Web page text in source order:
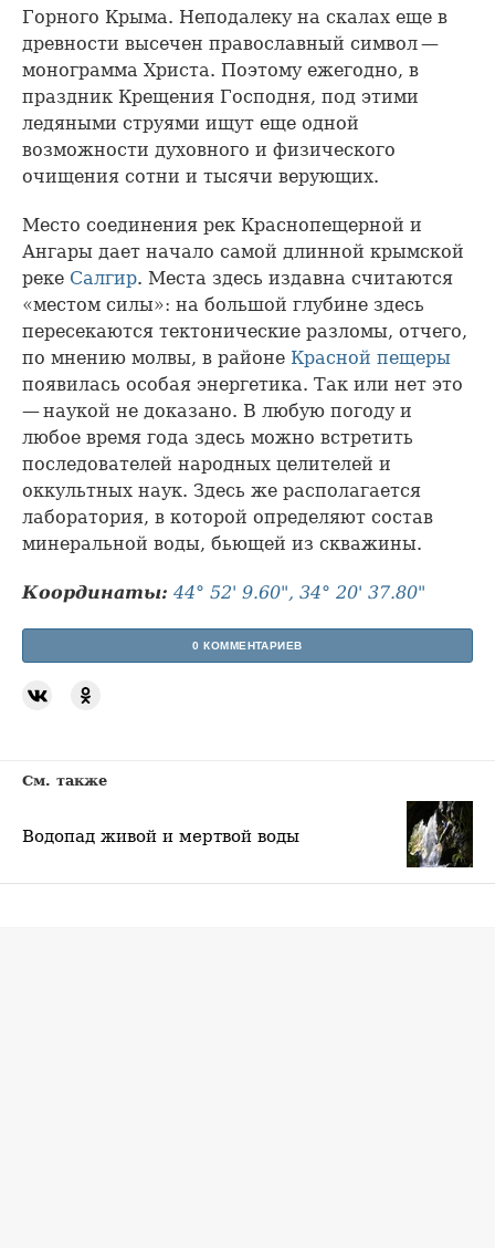
Горного Крыма. Неподалеку на скалах еще в
древности высечен православный символ —
монограмма Христа. Поэтому ежегодно, в
праздник Крещения Господня, под этими
ледяными струями ищут еще одной
возможности духовного и физического
очищения сотни и тысячи верующих.
Место соединения рек Краснопещерной и
Ангары дает начало самой длинной крымской
реке Салгир. Места здесь издавна считаются
«местом силы»: на большой глубине здесь
пересекаются тектонические разломы, отчего,
по мнению молвы, в районе Красной пещеры
появилась особая энергетика. Так или нет это
— наукой не доказано. В любую погоду и
любое время года здесь можно встретить
последователей народных целителей и
оккультных наук. Здесь же располагается
лаборатория, в которой определяют состав
минеральной воды, бьющей из скважины.
Координаты: 44° 52' 9.60", 34° 20' 37.80"
0 КОММЕНТАРИЕВ
См. также
Водопад живой и мертвой воды